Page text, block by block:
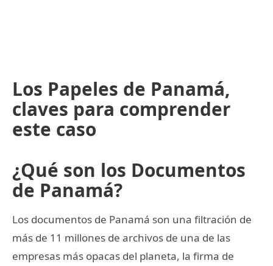
Los Papeles de Panamá,
claves para comprender
este caso
¿Qué son los Documentos
de Panamá?
Los documentos de Panamá son una filtración de
más de 11 millones de archivos de una de las
empresas más opacas del planeta, la firma de